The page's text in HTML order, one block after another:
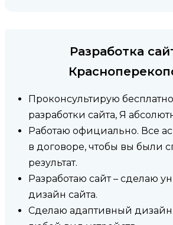
Разработка
Проконсультирую
разработки сайта, Я
Работаю официально. Все
в договоре, чтобы вы были
результат.
Разработаю сайт – сделаю
дизайн сайта.
Сделаю адаптивный дизайн